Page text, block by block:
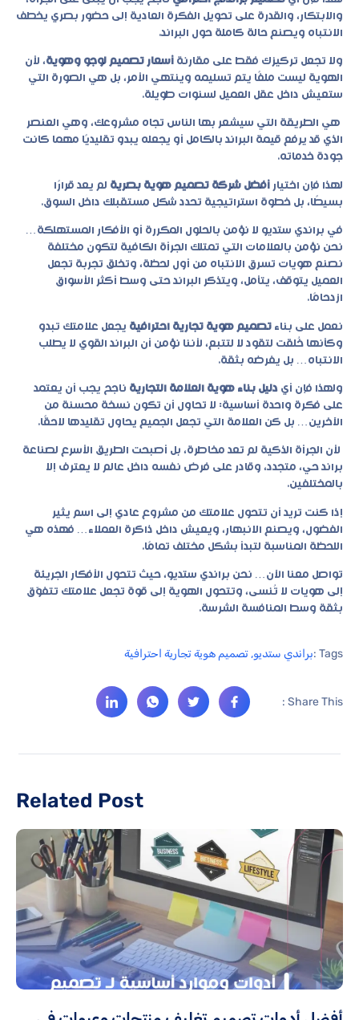
والابتكار، والقدرة على تحويل الفكرة العادية إلى حضور بصري يخطف
الانتباه ويصنع حالة كاملة حول البراند.
ولا تجعل تركيزك فقط على مقارنة أسعار تصميم لوجو وهوية، لأن
الهوية ليست ملفًا يتم تسليمه وينتهي الأمر، بل هي الصورة التي
ستعيش داخل عقل العميل لسنوات طويلة.
هي الطريقة التي سيشعر بها الناس تجاه مشروعك، وهي العنصر
الذي قد يرفع قيمة البراند بالكامل أو يجعله يبدو تقليديًا مهما كانت
جودة خدماته.
لهذا فإن اختيار أفضل شركة تصميم هوية بصرية لم يعد قرارًا
بسيطًا، بل خطوة استراتيجية تحدد شكل مستقبلك داخل السوق.
في براندي ستديو لا نؤمن بالحلول المكررة أو الأفكار المستهلكة…
نحن نؤمن بالعلامات التي تمتلك الجرأة الكافية لتكون مختلفة
نصنع هويات تسرق الانتباه من أول لحظة، وتخلق تجربة تجعل
العميل يتوقف، يتأمل، ويتذكر البراند حتى وسط أكثر الأسواق
ازدحامًا.
نعمل على بناء تصميم هوية تجارية احترافية يجعل علامتك تبدو
وكأنها خُلقت لتقود لا لتتبع، لأننا نؤمن أن البراند القوي لا يطلب
الانتباه… بل يفرضه بثقة.
ولهذا فإن أي دليل بناء هوية العلامة التجارية ناجح يجب أن يعتمد
على فكرة واحدة أساسية: لا تحاول أن تكون نسخة محسنة من
الآخرين… بل كن العلامة التي تجعل الجميع يحاول تقليدها لاحقًا.
لأن الجرأة الذكية لم تعد مخاطرة، بل أصبحت الطريق الأسرع لصناعة
براند حي، متجدد، وقادر على فرض نفسه داخل عالم لا يعترف إلا
بالمختلفين.
إذا كنت تريد أن تتحول علامتك من مشروع عادي إلى اسم يثير
الفضول، ويصنع الانبهار، ويعيش داخل ذاكرة العملاء… فهذه هي
اللحظة المناسبة لتبدأ بشكل مختلف تمامًا.
تواصل معنا الآن… نحن براندي ستديو، حيث تتحول الأفكار الجريئة
إلى هويات لا تُنسى، وتتحول الهوية إلى قوة تجعل علامتك تتفوّق
بثقة وسط المنافسة الشرسة.
Tags : براندي ستديو, تصميم هوية تجارية احترافية
Share This :
Related Post